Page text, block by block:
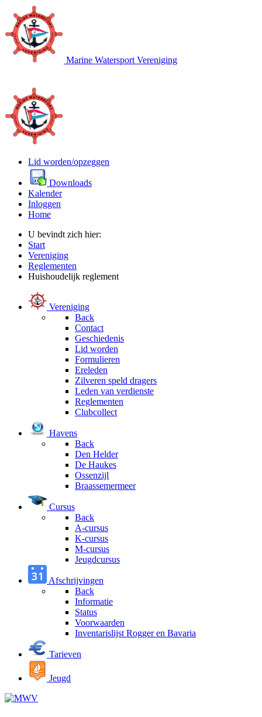
Marine Watersport Vereniging
Lid worden/opzeggen
Downloads
Kalender
Inloggen
Home
U bevindt zich hier:
Start
Vereniging
Reglementen
Huishoudelijk reglement
Vereniging
Back
Contact
Geschiedenis
Lid worden
Formulieren
Ereleden
Zilveren speld dragers
Leden van verdienste
Reglementen
Clubcollect
Havens
Back
Den Helder
De Haukes
Ossenzijl
Braassemermeer
Cursus
Back
A-cursus
K-cursus
M-cursus
Jeugdcursus
Afschrijvingen
Back
Informatie
Status
Voorwaarden
Inventarislijst Rogger en Bavaria
Tarieven
Jeugd